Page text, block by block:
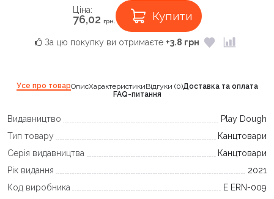
Ціна:
76,02 грн. Купити
За цю покупку ви отримаєте +3.8 грн
Усе про товарОписХарактеристикиВідгуки (0)Доставка та оплата
FAQ-питання
Видавництво
Play Dough
Тип товару
Канцтовари
Серія видавництва
Канцтовари
Рік видання
2021
Код виробника
E ERN-009